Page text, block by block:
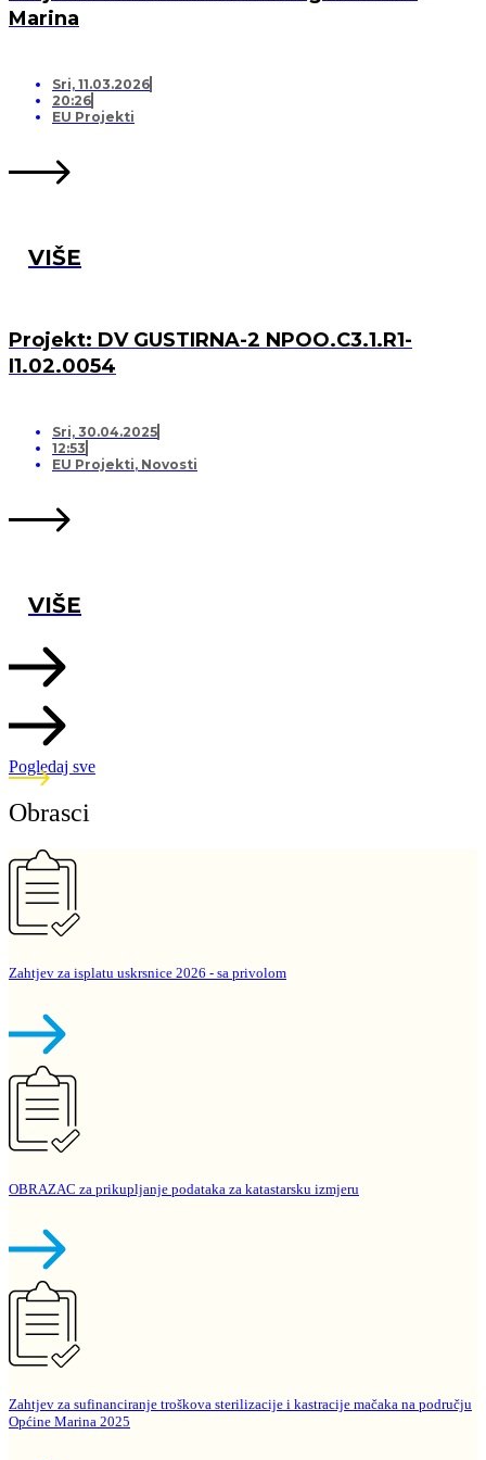
Marina
Sri, 11.03.2026
20:26
EU Projekti
VIŠE
Projekt: DV GUSTIRNA-2 NPOO.C3.1.R1-
I1.02.0054
Sri, 30.04.2025
12:53
EU Projekti, Novosti
VIŠE
Pogledaj sve
Obrasci
Zahtjev za isplatu uskrsnice 2026 - sa privolom
OBRAZAC za prikupljanje podataka za katastarsku izmjeru
Zahtjev za sufinanciranje troškova sterilizacije i kastracije mačaka na području
Općine Marina 2025